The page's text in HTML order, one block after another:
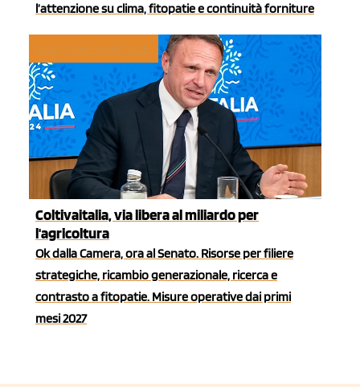
l’attenzione su clima, fitopatie e continuità forniture
Coltivaitalia, via libera al miliardo per
l'agricoltura
Ok dalla Camera, ora al Senato. Risorse per filiere
strategiche, ricambio generazionale, ricerca e
contrasto a fitopatie. Misure operative dai primi
mesi 2027